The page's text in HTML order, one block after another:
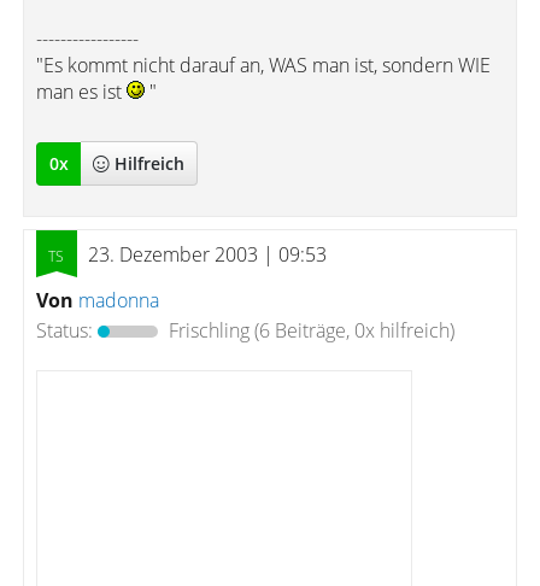
-----------------
"Es kommt nicht darauf an, WAS man ist, sondern WIE
man es ist
"
0x Hilfreich
23. Dezember 2003 | 09:53
Von madonna
Status:
Frischling(6 Beiträge, 0x hilfreich)